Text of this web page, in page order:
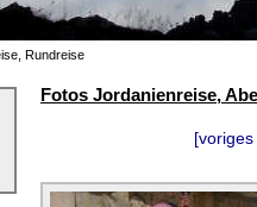
Rundreise
Fotos Jordanienreise,
[voriges